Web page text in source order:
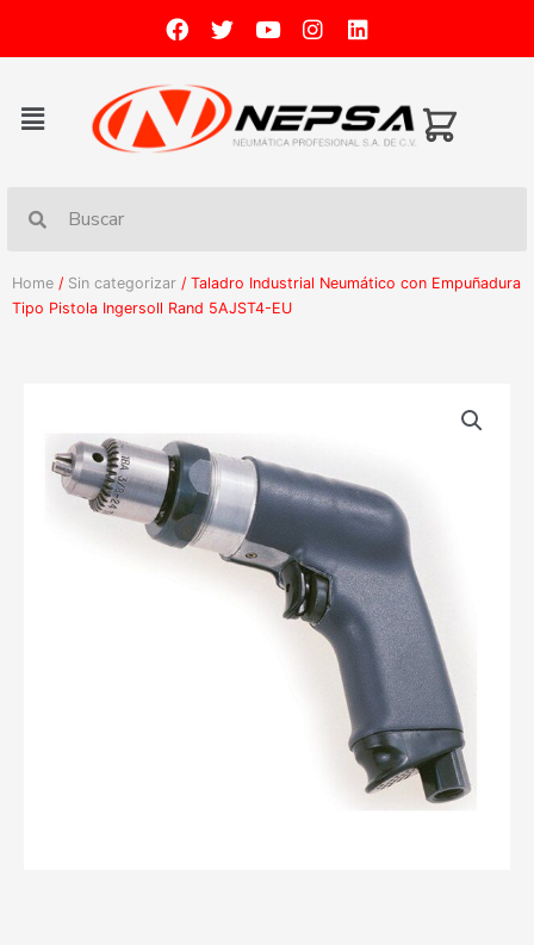
Home / Sin categorizar / Taladro Industrial Neumático con Empuñadura
Tipo Pistola Ingersoll Rand 5AJST4-EU